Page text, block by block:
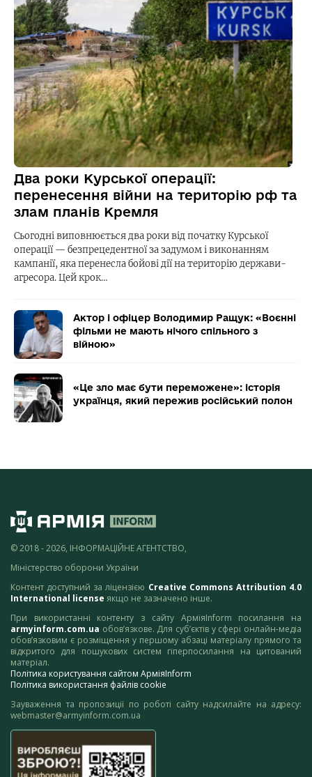
Два роки Курської операції:
перенесення війни на територію рф та
злам планів Кремля
Сьогодні виповнюється два роки від початку Курської
операції — безпрецедентної за задумом і виконанням
кампанії, яка перенесла бойові дії на територію держави-
агресора. Цей крок…
Актор і офіцер Володимир Ращук: «Воєнні
фільми не мають нічого спільного з
війною»
«Це зло має бути переможене»: історія
українця, який пережив російський полон
© 2018 - 2026, ІНФОРМАЦІЙНЕ АГЕНТСТВО,
Міністерство оборони України
Контент доступний за ліцензією Creative Commons Attribution 4.0
International license якщо не зазначено інше.
При використанні контенту з сайту АрміяInform посилання на
armyinform.com.ua обов’язкове. Для суб’єктів у сфері онлайн-медіа
обов’язковим є розміщення у першому абзаці матеріалу прямого та
відкритого для пошукових систем гіперпосилання на цитований
матеріал.
Політика користування сайтом АрміяInform
Політика використання файлів cookie
Зауваження та пропозиції по роботі сайту надсилайте на адресу:
webmaster@armyinform.com.ua